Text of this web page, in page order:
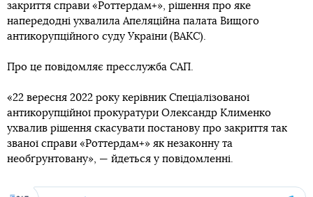
закриття справи «Роттердам+», рішення про яке
напередодні ухвалила Апеляційна палата Вищого
антикорупційного суду України (ВАКС).
Про це повідомляє пресслужба САП.
«22 вересня 2022 року керівник Спеціалізованої
антикорупційної прокуратури Олександр Клименко
ухвалив рішення скасувати постанову про закриття так
званої справи «Роттердам+» як незаконну та
необґрунтовану», — йдеться у повідомленні.